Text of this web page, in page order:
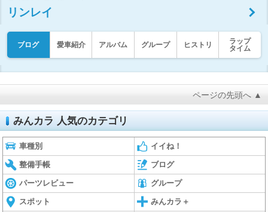
リンレイ
ブログ 愛車紹介 アルバム グループ ヒストリ
ラップ
タイム
ページの先頭へ ▲
みんカラ 人気のカテゴリ
車種別 イイね！
整備手帳 ブログ
パーツレビュー グループ
スポット みんカラ＋